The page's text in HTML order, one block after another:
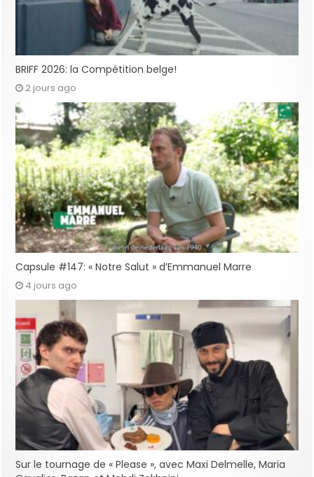
BRIFF 2026: la Compétition belge!
2 jours ago
Capsule #147: « Notre Salut » d’Emmanuel Marre
4 jours ago
Sur le tournage de « Please », avec Maxi Delmelle, Maria